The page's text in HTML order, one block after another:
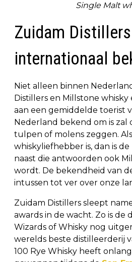
Single Malt
Zuidam Distillers
internationaal
Niet alleen binnen
Distillers en Millstone whisky
aan een gemiddelde toerist
Nederland bekend om is zal
tulpen of molens zeggen.
whiskyliefhebber is, dan is
naast die antwoorden ook
wordt. De bekendheid van
intussen tot ver over onze
Zuidam Distillers sleept
awards in de wacht. Zo is de
Wizards of Whisky nog
werelds beste distilleerderij
100 Rye Whisky heeft